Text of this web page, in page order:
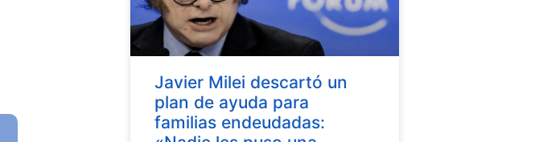
Javier Milei descartó un
plan de ayuda para
familias endeudadas: